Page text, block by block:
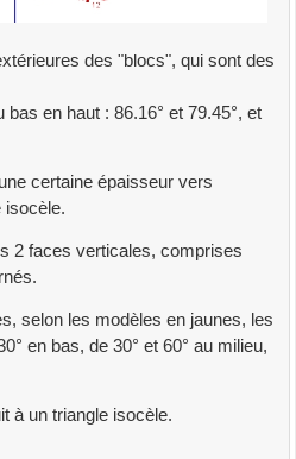
des "blocs", qui sont des
en haut : 86.16° et 79.45°, et
certaine épaisseur vers
isocèle.
2 faces verticales, comprises
selon les modèles en jaunes, les
en bas, de 30° et 60° au milieu,
à un triangle isocèle.